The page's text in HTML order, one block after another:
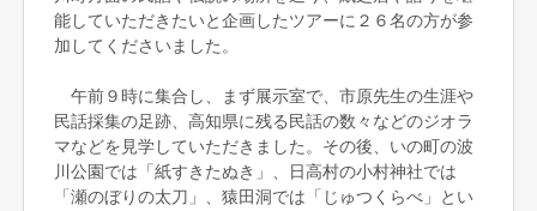
能していただきたいと企画したツアーに２６名の方が参
加してくださいました。
午前９時に集合し、まず展示室で、市原先生の生涯や
民話採集の足跡、高知県に残る民話の数々などのジオラ
マなどを見学していただきました。その後、いの町の波
川公園では「紙すきたぬき」、日高村の小村神社では
「瀬のぼりの太刀」、猿田洞では「じゅつくらべ」とい